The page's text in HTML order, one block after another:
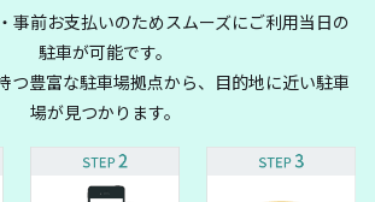
事前お支払いのためスムーズにご利用当日の
駐車が可能です。
つ豊富な駐車場拠点から、目的地に近い駐車
場が見つかります。